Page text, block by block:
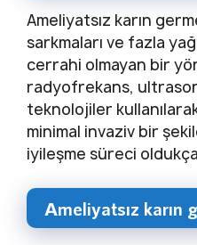
Ameliyatsız karın
sarkmaları ve fazla
cerrahi olmayan bir
radyofrekans,
teknolojiler
minimal invaziv bir
iyileşme süreci oldukça
Ameliyatsız karın